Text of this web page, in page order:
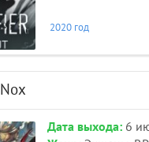
2020 год
Дата выхода:6